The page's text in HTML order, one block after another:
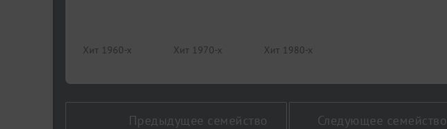
Хит 1960-х Хит 1970-х Хит 1980-х
Предыдущее семейство Следующее семейство